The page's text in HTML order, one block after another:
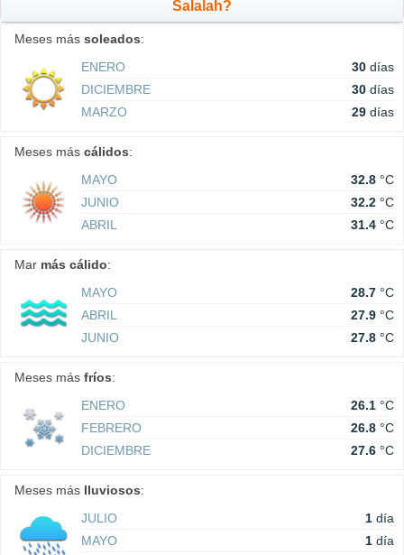
Salalah?
Meses más soleados:
ENERO
30 días
DICIEMBRE
30 días
MARZO
29 días
Meses más cálidos:
MAYO
32.8 °C
JUNIO
32.2 °C
ABRIL
31.4 °C
Mar más cálido:
MAYO
28.7 °C
ABRIL
27.9 °C
JUNIO
27.8 °C
Meses más fríos:
ENERO
26.1 °C
FEBRERO
26.8 °C
DICIEMBRE
27.6 °C
Meses más lluviosos:
JULIO
1 día
MAYO
1 día